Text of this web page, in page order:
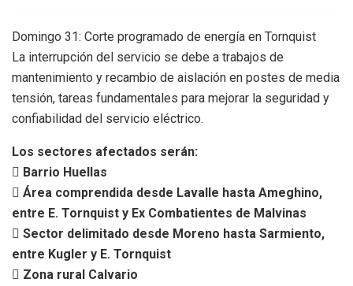
Domingo 31: Corte programado de energía en Tornquist
La interrupción del servicio se debe a trabajos de
mantenimiento y recambio de aislación en postes de media
tensión, tareas fundamentales para mejorar la seguridad y
confiabilidad del servicio eléctrico.
Los sectores afectados serán:
 Barrio Huellas
 Área comprendida desde Lavalle hasta Ameghino,
entre E. Tornquist y Ex Combatientes de Malvinas
 Sector delimitado desde Moreno hasta Sarmiento,
entre Kugler y E. Tornquist
 Zona rural Calvario